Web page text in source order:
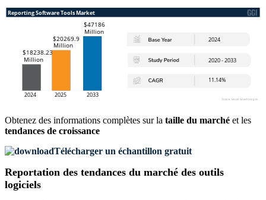
Obtenez des informations complètes sur la taille du marché et les
tendances de croissance
Télécharger un échantillon gratuit
Reportation des tendances du marché des outils
logiciels